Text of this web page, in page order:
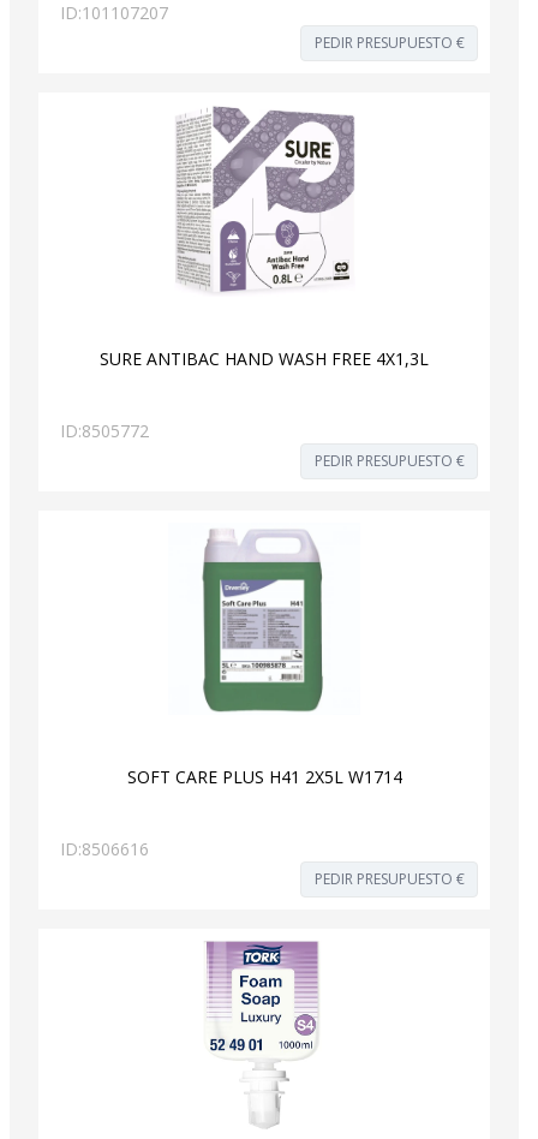
ID:101107207
PEDIR PRESUPUESTO €
SURE ANTIBAC HAND WASH FREE 4X1,3L
ID:8505772
PEDIR PRESUPUESTO €
SOFT CARE PLUS H41 2X5L W1714
ID:8506616
PEDIR PRESUPUESTO €